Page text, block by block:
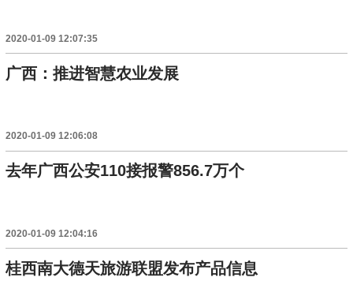
2020-01-09 12:07:35
广西：推进智慧农业发展
2020-01-09 12:06:08
去年广西公安110接报警856.7万个
2020-01-09 12:04:16
桂西南大德天旅游联盟发布产品信息